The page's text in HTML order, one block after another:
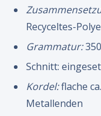
Recyceltes-
Grammatur:
Schnitt:
Kordel:flache
Metallenden